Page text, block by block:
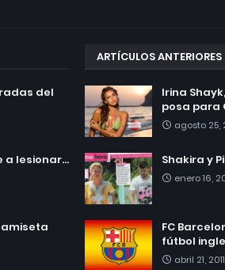
del
a lesionar...
ARTÍCULOS ANTERIORES
Irina
posa para
agosto 25,
Shakira y
enero 16,
FC
fútbol
abril 21, 2011